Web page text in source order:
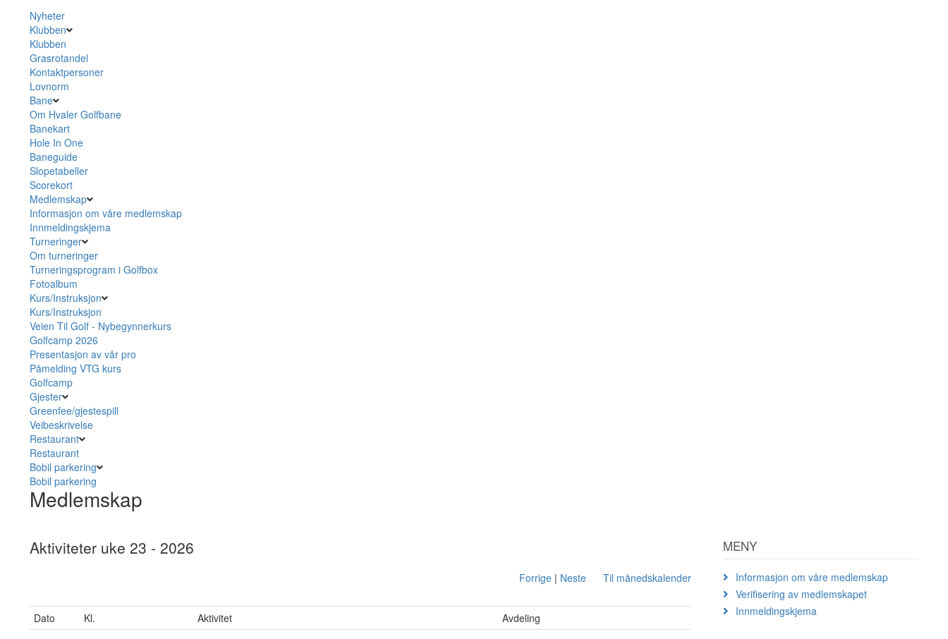
Nyheter
Klubben
Klubben
Grasrotandel
Kontaktpersoner
Lovnorm
Bane
Om Hvaler Golfbane
Banekart
Hole In One
Baneguide
Slopetabeller
Scorekort
Medlemskap
Informasjon om våre medlemskap
Innmeldingskjema
Turneringer
Om turneringer
Turneringsprogram i Golfbox
Fotoalbum
Kurs/Instruksjon
Kurs/Instruksjon
Veien Til Golf - Nybegynnerkurs
Golfcamp 2026
Presentasjon av vår pro
Påmelding VTG kurs
Golfcamp
Gjester
Greenfee/gjestespill
Veibeskrivelse
Restaurant
Restaurant
Bobil parkering
Bobil parkering
Medlemskap
Aktiviteter uke 23 - 2026
Forrige| Neste Til månedskalender
Dato Kl. Aktivitet
Avdeling
MENY
Informasjon om våre medlemskap
Verifisering av medlemskapet
Innmeldingskjema